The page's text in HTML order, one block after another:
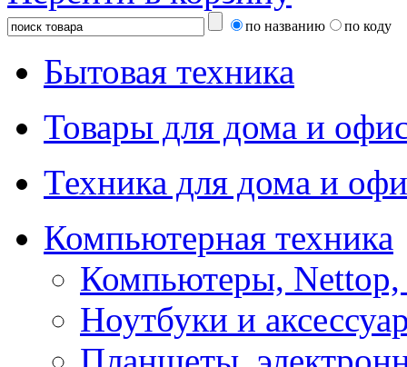
по названию по коду
Бытовая техника
Товары для дома и
Техника для дома и
Компьютерная техника
Компьютеры,
Ноутбуки и